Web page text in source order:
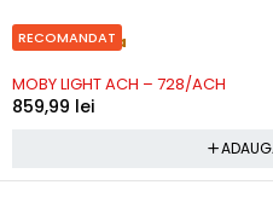
RECOMANDAT
Precomanda
MOBY LIGHT ACH – 728/ACH
859,99 lei